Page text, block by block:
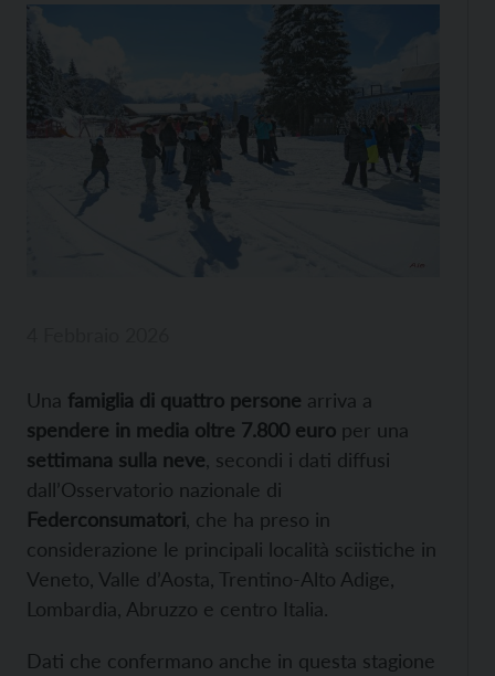
Una famiglia di quattro persone arriva a
spendere in media oltre 7.800 euro per una
settimana sulla neve , secondi i dati diffusi
dall’Osservatorio nazionale di
Federconsumatori , che ha preso in
considerazione le principali località sciistiche in
Veneto, Valle d’Aosta, Trentino-Alto Adige,
Lombardia, Abruzzo e centro Italia.
Dati che confermano anche in questa stagione